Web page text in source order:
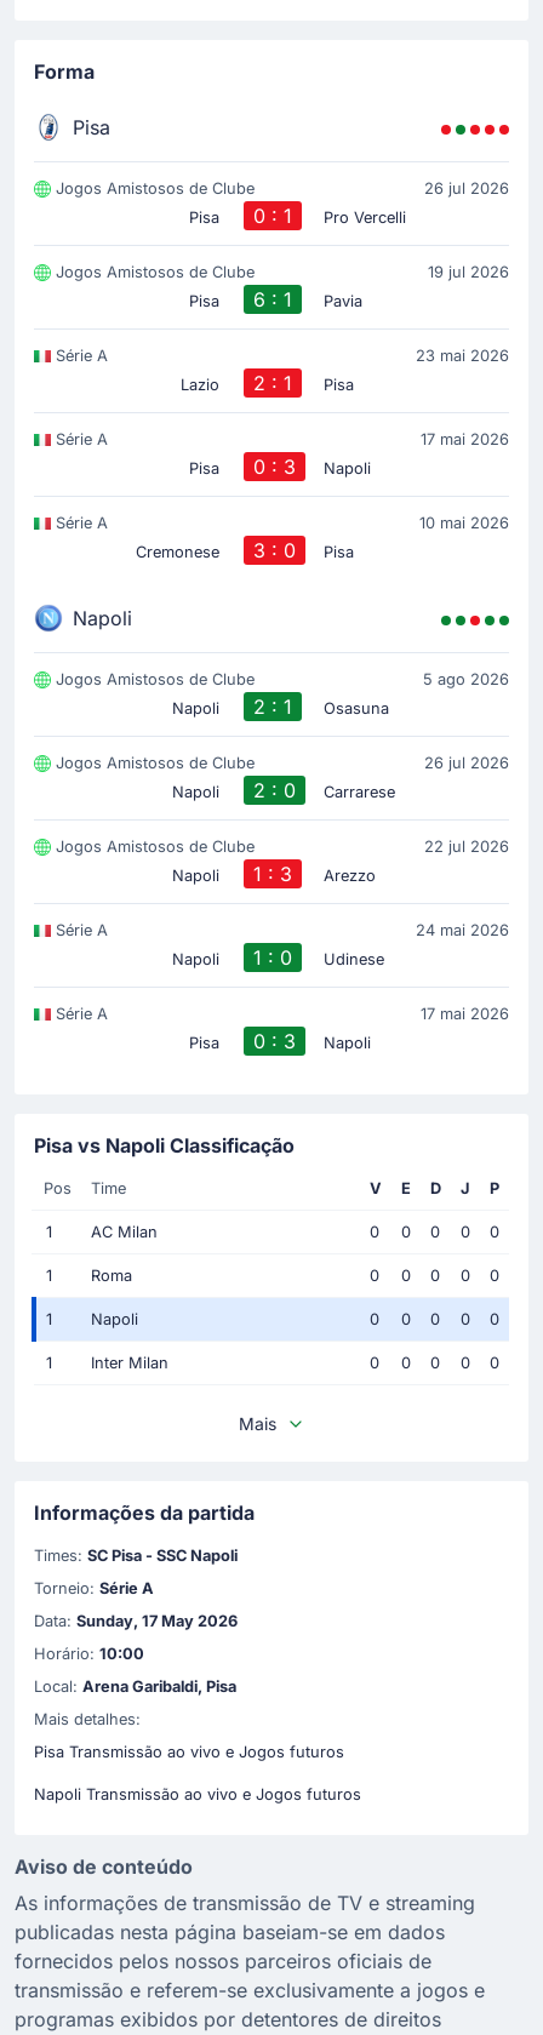
Forma
Pisa
Jogos Amistosos de Clube
26 jul 2026
Pisa
0 : 1 Pro Vercelli
Jogos Amistosos de Clube
19 jul 2026
Pisa
6 : 1 Pavia
Série A
23 mai 2026
Lazio
2 : 1 Pisa
Série A
17 mai 2026
Pisa
0 : 3 Napoli
Série A
10 mai 2026
Cremonese
3 : 0 Pisa
Napoli
Jogos Amistosos de Clube
5 ago 2026
Napoli
2 : 1 Osasuna
Jogos Amistosos de Clube
26 jul 2026
Napoli
2 : 0 Carrarese
Jogos Amistosos de Clube
22 jul 2026
Napoli
1 : 3 Arezzo
Série A
24 mai 2026
Napoli
1 : 0 Udinese
Série A
17 mai 2026
Pisa
0 : 3 Napoli
Pisa vs Napoli Classificação
Pos Time V E D J P
1 AC Milan 0 0 0 0 0
1 Roma 0 0 0 0 0
1 Napoli 0 0 0 0 0
1 Inter Milan 0 0 0 0 0
Mais
Informações da partida
Times: SC Pisa - SSC Napoli
Torneio: Série A
Data: Sunday, 17 May 2026
Horário: 10:00
Local: Arena Garibaldi, Pisa
Mais detalhes:
Pisa Transmissão ao vivo e Jogos futuros
Napoli Transmissão ao vivo e Jogos futuros
Aviso de conteúdo
As informações de transmissão de TV e streaming
publicadas nesta página baseiam-se em dados
fornecidos pelos nossos parceiros oficiais de
transmissão e referem-se exclusivamente a jogos e
programas exibidos por detentores de direitos